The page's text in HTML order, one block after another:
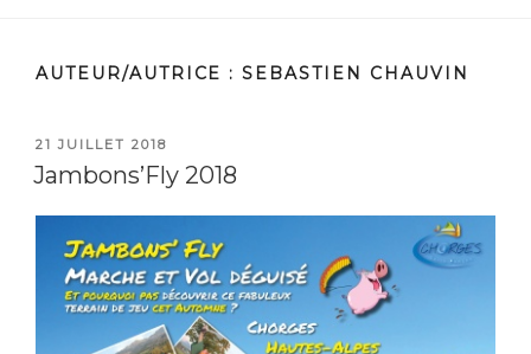
AUTEUR/AUTRICE :SEBASTIEN CHAUVIN
PUBLIÉ
LE
21 JUILLET 2018
Jambons’Fly 2018